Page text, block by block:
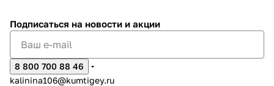
Подписаться на новости и акции
8 800 700 88 46
kalinina106@kumtigey.ru